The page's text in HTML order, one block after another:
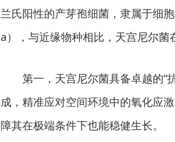
兰氏阳性的产芽孢细菌，隶属于细
a），与近缘物种相比，天宫尼尔菌
第一，天宫尼尔菌具备卓越的“
成，精准应对空间环境中的氧化应
障其在极端条件下也能稳健生长。